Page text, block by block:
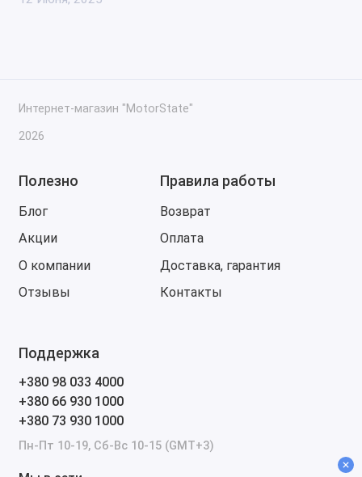
Интернет-магазин "MotorState"
2026
Полезно
Блог
Акции
О компании
Отзывы
Правила работы
Возврат
Оплата
Доставка, гарантия
Контакты
Поддержка
+380 98 033 4000
+380 66 930 1000
+380 73 930 1000
Пн-Пт 10-19, Сб-Вс 10-15 (GMT+3)